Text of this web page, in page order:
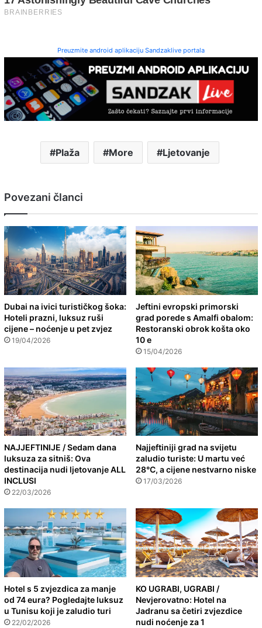
Preuzmite android aplikaciju Sandzaklive portala
Plaža More Ljetovanje
Povezani članci
Dubai na ivici turističkog šoka:
Hoteli prazni, luksuz ruši
cijene – noćenje u pet zvjez
19/04/2026
Jeftini evropski primorski
grad porede s Amalfi obalom:
Restoranski obrok košta oko
10 e
15/04/2026
NAJJEFTINIJE / Sedam dana
luksuza za sitniš: Ova
destinacija nudi ljetovanje ALL
INCLUSI
22/03/2026
Najjeftiniji grad na svijetu
zaludio turiste: U martu već
28°C, a cijene nestvarno niske
17/03/2026
Hotel s 5 zvjezdica za manje
od 74 eura? Pogledajte luksuz
u Tunisu koji je zaludio turi
22/02/2026
KO UGRABI, UGRABI /
Nevjerovatno: Hotel na
Jadranu sa četiri zvjezdice
nudi noćenje za 1